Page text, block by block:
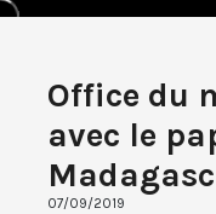
Office du
avec le
07/09/2019